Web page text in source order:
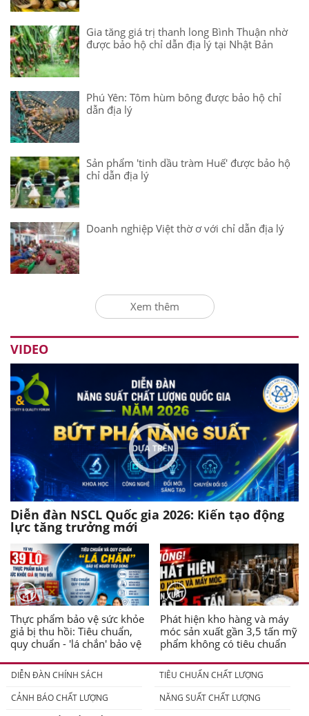
Gia tăng giá trị thanh long Bình Thuận nhờ
được bảo hộ chỉ dẫn địa lý tại Nhật Bản
Phú Yên: Tôm hùm bông được bảo hộ chỉ
dẫn địa lý
Sản phẩm 'tinh dầu tràm Huế' được bảo hộ
chỉ dẫn địa lý
Doanh nghiệp Việt thờ ơ với chỉ dẫn địa lý
Xem thêm
VIDEO
Diễn đàn NSCL Quốc gia 2026: Kiến tạo động
lực tăng trưởng mới
Thực phẩm bảo vệ sức khỏe
giả bị thu hồi: Tiêu chuẩn,
quy chuẩn - 'lá chắn' bảo vệ
Phát hiện kho hàng và máy
móc sản xuất gần 3,5 tấn mỹ
phẩm không có tiêu chuẩn
DIỄN ĐÀN CHÍNH SÁCH
TIÊU CHUẨN CHẤT LƯỢNG
CẢNH BÁO CHẤT LƯỢNG
NĂNG SUẤT CHẤT LƯỢNG